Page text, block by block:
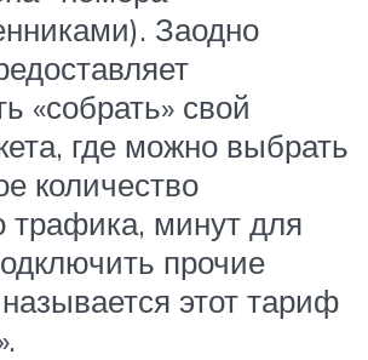
Заодно
«собрать» свой
где можно выбрать
количество
трафика, минут для
прочие
этот тариф